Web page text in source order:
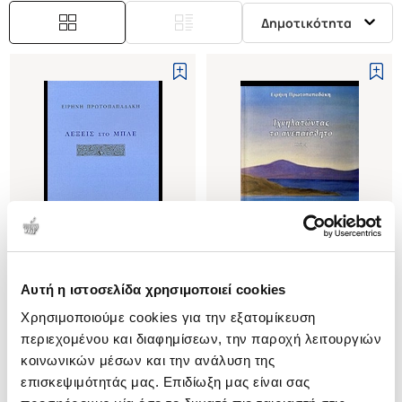
Αυτή η ιστοσελίδα χρησιμοποιεί cookies
Χρησιμοποιούμε cookies για την εξατομίκευση
περιεχομένου και διαφημίσεων, την παροχή λειτουργιών
κοινωνικών μέσων και την ανάλυση της
επισκεψιμότητάς μας. Επιδίωξη μας είναι σας
Δημοτικότητα
(0)
ΛΕΞΕΙΣ ΣΤΟ ΜΠΛΕ
ΠΡΩΤΟΠΑΠΑΔΑΚΗ ΕΙΡΗΝΗ
Κωδ. Πολιτείας:0770-0421
ΙΧΝΗΛΑΤΩΝΤΑΣ ΤΟ
ΑΝΕΠΑΙΣΘΗΤΟ
ΠΟΙΗΣΗ
ΠΡΩΤΟΠΑΠΑΔΑΚΗ ΕΙΡΗΝΗ
Κωδ. Πολιτείας:2120-0284